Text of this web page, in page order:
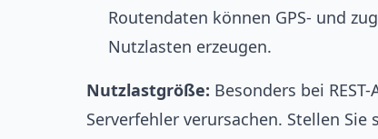
Routendaten können GPS- und
Nutzlasten erzeugen.
Nutzlastgröße: Besonders bei
Serverfehler verursachen. Stellen